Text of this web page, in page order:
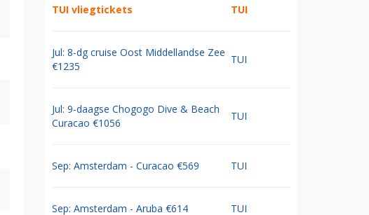
TUI vliegtickets TUI
Jul: 8-dg cruise Oost Middellandse Zee
€1235
TUI
Jul: 9-daagse Chogogo Dive & Beach
Curacao €1056
TUI
Sep: Amsterdam - Curacao €569 TUI
Sep: Amsterdam - Aruba €614 TUI